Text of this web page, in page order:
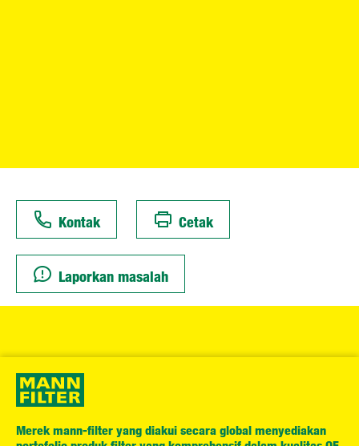
Kontak Cetak
Laporkan masalah
Merek mann-filter yang diakui secara global menyediakan